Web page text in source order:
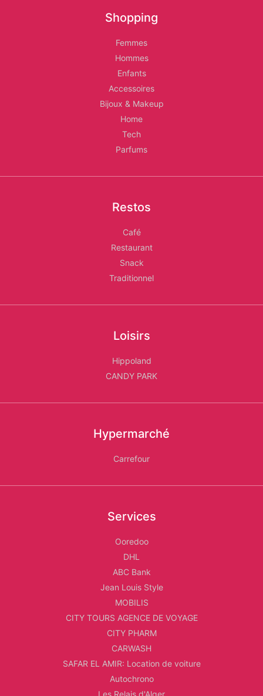
Shopping
Femmes
Hommes
Enfants
Accessoires
Bijoux & Makeup
Home
Tech
Parfums
Restos
Café
Restaurant
Snack
Traditionnel
Loisirs
Hippoland
CANDY PARK
Hypermarché
Carrefour
Services
Ooredoo
DHL
ABC Bank
Jean Louis Style
MOBILIS
CITY TOURS AGENCE DE VOYAGE
CITY PHARM
CARWASH
SAFAR EL AMIR: Location de voiture
Autochrono
Les Relais d'Alger